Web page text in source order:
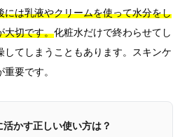
には乳液やクリームを使って水分をし
大切です。化粧水だけで終わらせてし
してしまうこともあります。スキンケ
要です。
かす正しい使い方は？